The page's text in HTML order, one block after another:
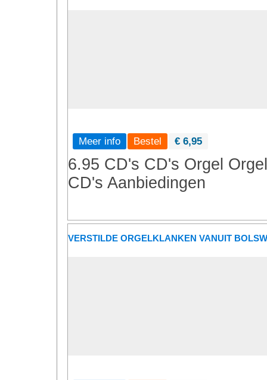
Meer info € 6,95
6.95 CD's CD's Orgel Orgel
CD's Aanbiedingen
VERSTILDE ORGELKLANKEN VANUIT